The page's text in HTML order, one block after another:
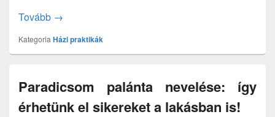
Tovább Házi kútfúrás – mire figyeljünk és hogy történik az
→
Kategoria Házi praktikák
Paradicsom palánta nevelése: így
érhetünk el sikereket a lakásban is!